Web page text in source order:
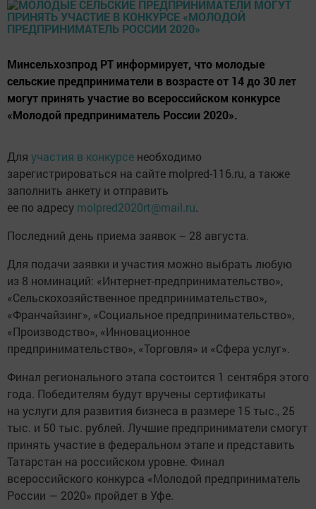
Минсельхозпрод РТ информирует, что молодые
сельские предприниматели в возрасте от 14 до 30 лет
могут принять участие во всероссийском конкурсе
«Молодой предприниматель России 2020».
Для участия в конкурсе необходимо
зарегистрироваться на сайте molpred-116.ru, а также
заполнить анкету и отправить
ее по адресу molpred2020rt@mail.ru.
Последний день приема заявок – 28 августа.
Для подачи заявки и участия можно выбрать любую
из 8 номинаций: «Интернет-предпринимательство»,
«Сельскохозяйственное предпринимательство»,
«Франчайзинг», «Социальное предпринимательство»,
«Производство», «Инновационное
предпринимательство», «Торговля» и «Сфера услуг».
Финал регионального этапа состоится 1 сентября этого
года. Победителям будут вручены сертификаты
на услуги для развития бизнеса в размере 15 тыс., 25
тыс. и 50 тыс. рублей. Лучшие предприниматели смогут
принять участие в федеральном этапе и представить
Татарстан на российском уровне. Финал
всероссийского конкурса «Молодой предприниматель
России — 2020» пройдет в Уфе.